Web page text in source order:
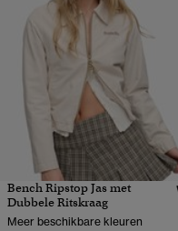
Bench Ripstop Jas met
Dubbele Ritskraag
Meer beschikbare kleuren